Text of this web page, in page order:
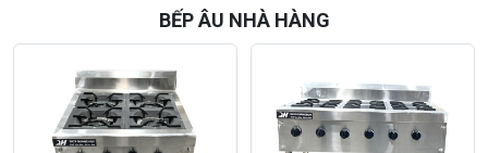
BẾP ÂU NHÀ HÀNG